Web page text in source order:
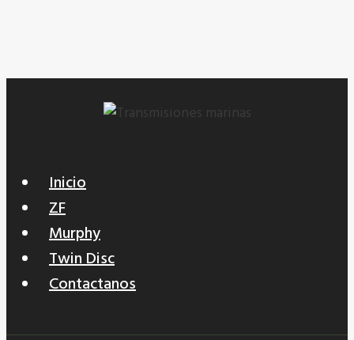
Inicio
ZF
Murphy
Twin Disc
Contactanos